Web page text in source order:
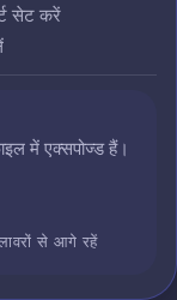
सेट करें
में एक्सपोज्ड हैं।
से आगे रहें